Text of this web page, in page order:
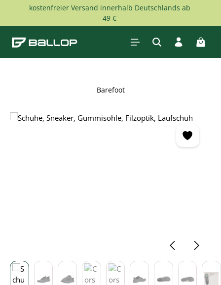
Zum Hauptinhalt springen
kostenfreier Versand innerhalb Deutschlands ab
49 €
Barefoot
Bildergalerie überspringen